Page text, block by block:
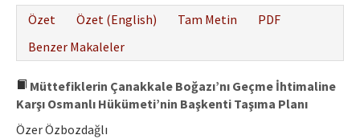
Özet
Özet (English) Tam Metin
PDF
Benzer Makaleler
Müttefiklerin Çanakkale Boğazı’nı Geçme İhtimaline
Karşı Osmanlı Hükümeti’nin Başkenti Taşıma Planı
Özer Özbozdağlı